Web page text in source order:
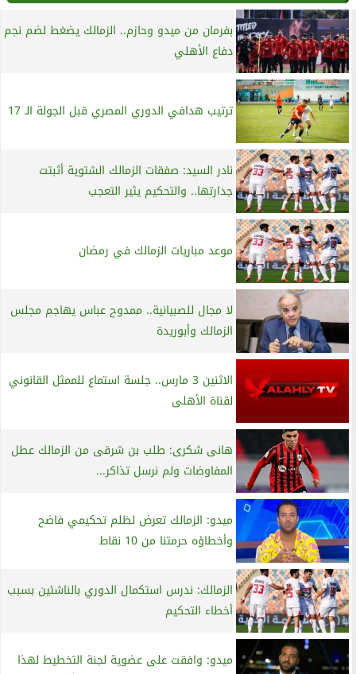
بفرمان من ميدو وحازم.. الزمالك يضغط لضم نجم
دفاع الأهلي
ترتيب هدافي الدوري المصري قبل الجولة الـ 17
نادر السيد: صفقات الزمالك الشتوية أثبتت
جدارتها.. والتحكيم يثير التعجب
موعد مباريات الزمالك في رمضان
لا مجال للصبيانية.. ممدوح عباس يهاجم مجلس
الزمالك وأبوريدة
الاثنين 3 مارس.. جلسة استماع للممثل القانوني
لقناة الأهلى
هانى شكرى: طلب بن شرقى من الزمالك عطل
المفاوضات ولم نرسل تذاكر...
ميدو: الزمالك تعرض لظلم تحكيمي فاضح
وأخطاؤه حرمتنا من 10 نقاط
الزمالك: ندرس استكمال الدوري بالناشئين بسبب
أخطاء التحكيم
ميدو: وافقت على عضوية لجنة التخطيط لهذا